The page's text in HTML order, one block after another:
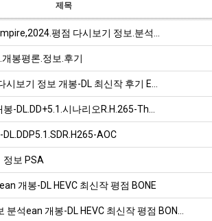
제목
평점 다시보기 정보.분석…
봉평론.정보.후기
보기 정보 개봉-DL 최신작 후기 E…
-DL.DD+5.1.시나리오R.H.265-Th…
AOC
정보 PSA
개봉-DL HEVC 최신작 평점 BONE
석ean 개봉-DL HEVC 최신작 평점 BON…